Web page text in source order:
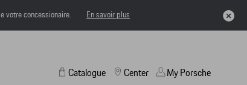
votre concessionaire. En savoir plus
Catalogue Center My Porsche